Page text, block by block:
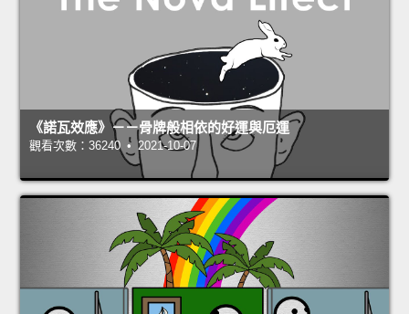
《諾瓦效應》－－骨牌般相依的好運與厄運
觀看次數：36240 • 2021-10-07